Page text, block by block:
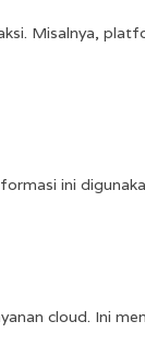
Misalnya,
ini
cloud. Ini